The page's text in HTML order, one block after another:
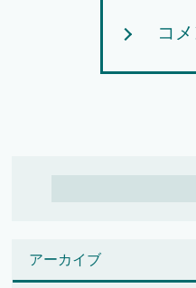
コ
アーカイブ